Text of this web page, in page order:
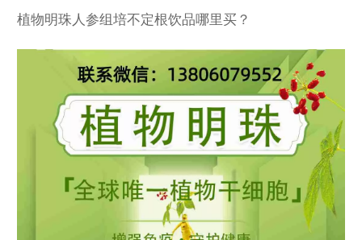
植物明珠人参组培不定根饮品哪里买？